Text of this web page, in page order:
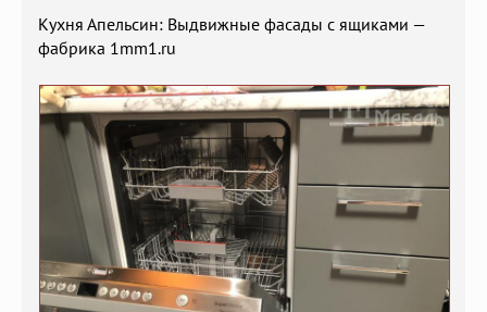
Кухня Апельсин: Выдвижные фасады с ящиками —
фабрика 1mm1.ru